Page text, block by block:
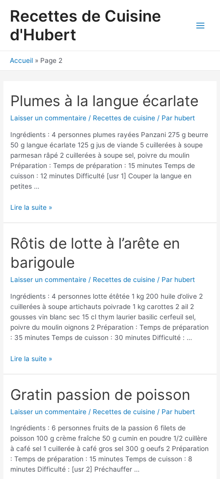
Recettes de Cuisine
d'Hubert
Accueil Page 2
Plumes à la langue écarlate
Laisser un commentaire / Recettes de cuisine / Par hubert
Ingrédients : 4 personnes plumes rayées Panzani 275 g beurre
50 g langue écarlate 125 g jus de viande 5 cuillerées à soupe
parmesan râpé 2 cuillerées à soupe sel, poivre du moulin
Préparation : Temps de préparation : 15 minutes Temps de
cuisson : 12 minutes Difficulté [usr 1] Couper la langue en
petites …
Plumes
langue
écarlate
Lire la suite »
Rôtis de lotte à l’arête en
barigoule
Laisser un commentaire / Recettes de cuisine / Par hubert
Ingrédients : 4 personnes lotte étêtée 1 kg 200 huile d’olive 2
cuillerées à soupe artichauts poivrade 1 kg carottes 2 ail 2
gousses vin blanc sec 15 cl thym laurier basilic cerfeuil sel,
poivre du moulin oignons 2 Préparation : Temps de préparation
: 35 minutes Temps de cuisson : 30 minutes Difficulté : …
Rôtis
à
l’arête
en
Lire la suite »
Gratin passion de poisson
Laisser un commentaire / Recettes de cuisine / Par hubert
Ingrédients : 6 personnes fruits de la passion 6 filets de
poisson 100 g crème fraîche 50 g cumin en poudre 1/2 cuillère
à café sel 1 cuillerée à café gros sel 300 g oeufs 2 Préparation
: Temps de préparation : 15 minutes Temps de cuisson : 8
minutes Difficulté : [usr 2] Préchauffer …